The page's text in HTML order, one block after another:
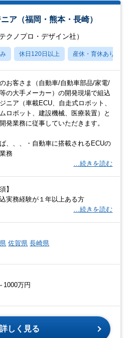
ア（福岡・熊本・長崎）
クノプロ・デザイン社）
休日120日以上 産休・育休あり
お客さま（自動車/自動車部品/家電/
の大手メーカー）の開発現場で組込
ニア（車載ECU、自走式ロボット、
ロボット、建設機械、医療装置）と
発業務に従事していただきます。
、、、・自動車に搭載されるECUの
務
…続きを読む
】
込実務経験が１年以上ある方
…続きを読む
佐賀県 長崎県
1000万円
詳しく見る